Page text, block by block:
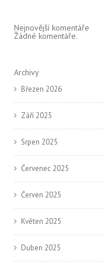
Nejnovější komentáře
Žádné komentáře.
Archivy
Březen 2026
Září 2025
Srpen 2025
Červenec 2025
Červen 2025
Květen 2025
Duben 2025